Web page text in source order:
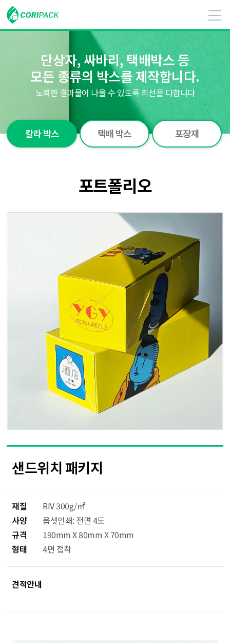
단상자, 싸바리, 택배박스 등
모든 종류의 박스를 제작합니다.
노력한 결과물이 나올 수 있도록 최선을 다합니다
칼라 박스 택배 박스 포장재
포트폴리오
샌드위치 패키지
재질
RIV 300g/㎡
사양
옵셋인쇄: 전면 4도
규격
190mm X 80mm X 70mm
형태
4면 접착
견적안내